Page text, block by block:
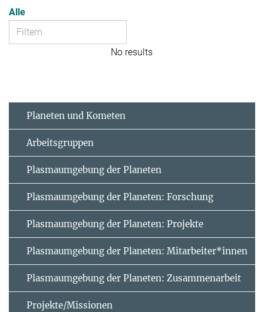
Alle
No results
Planeten und Kometen
Arbeitsgruppen
Plasmaumgebung der Planeten
Plasmaumgebung der Planeten: Forschung
Plasmaumgebung der Planeten: Projekte
Plasmaumgebung der Planeten: Mitarbeiter*innen
Plasmaumgebung der Planeten: Zusammenarbeit
Projekte/Missionen